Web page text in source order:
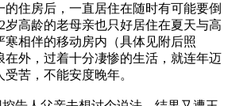
住房后，一直居住在随时有可能要倒
岁高龄的老母亲也只好居住在夏天与高
寒相伴的移动房内（具体见附后照
在外，过着十分凄惨的生活，就连年迈
苦，不能安度晚年。